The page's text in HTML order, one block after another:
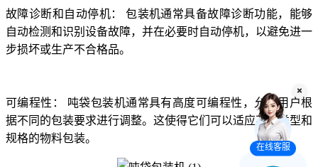
故障诊断和自动停机：
包装机通常具备故障诊断功能，能够
自动检测和识别设备故障，并在必要时自动停机，以避免进一
步损坏或生产不合格品。
可编程性：
吨袋包装机通常具有高度可编程性，允许用户根
据不同的包装要求进行调整。这使得它们可以适应不同类型和
规格的物料包装。
在线客服